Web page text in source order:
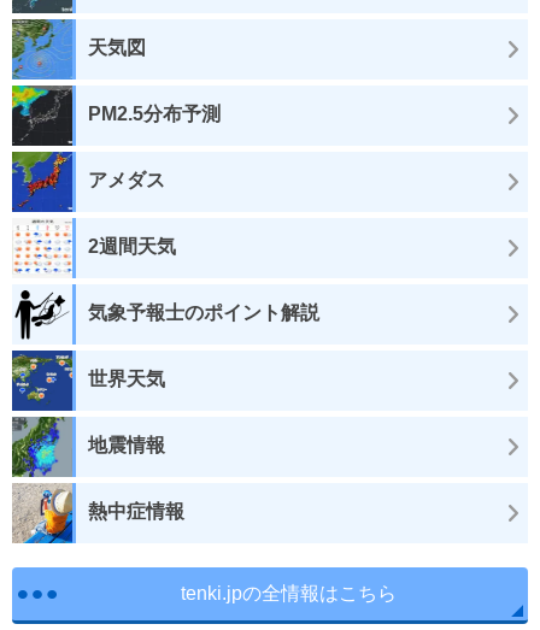
天気図
PM2.5分布予測
アメダス
2週間天気
気象予報士のポイント解説
世界天気
地震情報
熱中症情報
tenki.jpの全情報はこちら